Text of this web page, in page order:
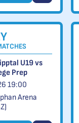
U19 vs
Prep
19:00
Arena